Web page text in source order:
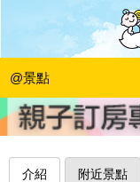
@景點
航空主題特
界～台中中
霏霓莫屬|2023-10-08
介紹 附近景點